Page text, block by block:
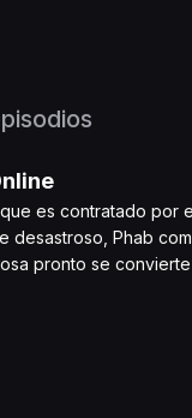
es contratado
Phab
pronto se convierte